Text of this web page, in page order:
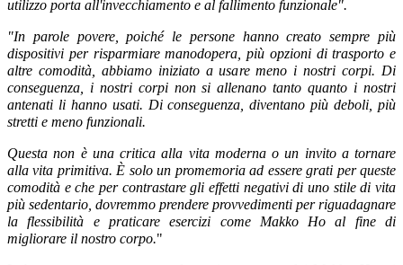
utilizzo porta all'invecchiamento e al fallimento funzionale".
"In parole povere, poiché le persone hanno creato sempre più
dispositivi per risparmiare manodopera, più opzioni di trasporto e
altre comodità, abbiamo iniziato a usare meno i nostri corpi. Di
conseguenza, i nostri corpi non si allenano tanto quanto i nostri
antenati li hanno usati. Di conseguenza, diventano più deboli, più
stretti e meno funzionali.
Questa non è una critica alla vita moderna o un invito a tornare
alla vita primitiva. È solo un promemoria ad essere grati per queste
comodità e che per contrastare gli effetti negativi di uno stile di vita
più sedentario, dovremmo prendere provvedimenti per riguadagnare
la flessibilità e praticare esercizi come Makko Ho al fine di
migliorare il nostro corpo."